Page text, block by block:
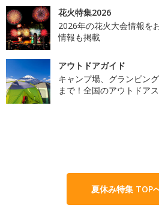
花火特集2026
2026年の花火大会情報を
情報も掲載
アウトドアガイド
キャンプ場、グランピン
まで！全国のアウトドア
夏休み特集 TOP